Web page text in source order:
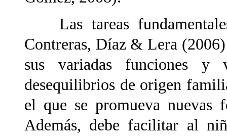
Las tareas
Contreras, Díaz & Lera
sus variadas funciones y
desequilibrios de origen
el que se promueva nuevas
Además, debe facilitar al